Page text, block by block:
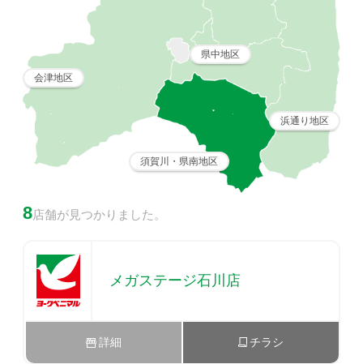
会津地区
須賀川・県南地区
県中地区
浜通り地区
8店舗が見つかりました。
メガステージ石川店
詳細 チラシ